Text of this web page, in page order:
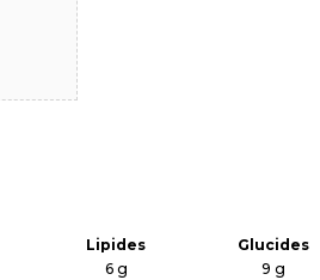
Lipides
Glucides
6g 9 g